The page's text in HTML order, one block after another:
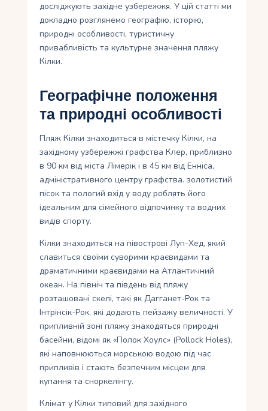
досліджують західне узбережжя. У цій статті ми
докладно розглянемо географію, історію,
природні особливості, туристичну
привабливість та культурне значення пляжу
Кілки.
Географічне положення
та природні особливості
Пляж Кілки знаходиться в містечку Кілки, на
західному узбережжі графства Клер, приблизно
в 90 км від міста Лімерік і в 45 км від Енніса,
адміністративного центру графства. золотистий
пісок та пологий вхід у воду роблять його
ідеальним для сімейного відпочинку та водних
видів спорту.
Кілки знаходиться на півострові Луп-Хед, який
славиться своїми суворими краєвидами та
драматичними краєвидами на Атлантичний
океан. На північ та південь від пляжу
розташовані скелі, такі як Дагганет-Рок та
Інтрінсік-Рок, які додають пейзажу величності. У
припливній зоні пляжу знаходяться природні
басейни, відомі як «Полок Хоулс» (Pollock Holes),
які наповнюються морською водою під час
припливів і стають безпечним місцем для
купання та сноркелінгу.
Клімат у Кілки типовий для західного